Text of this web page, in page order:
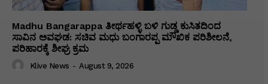
Madhu Bangarappa ತೀರ್ಥಹಳ್ಳಿ ಬಳಿ ಗುಡ್ಡ ಕುಸಿತದಿಂದ
ಸಾವಿನ ಅವಘಡ: ಸಚಿವ ಮಧು ಬಂಗಾರಪ್ಪ ಮೌಖಿಕ ಪರಿಶೀಲನೆ,
ಪರಿಹಾರಕ್ಕೆ ಶೀಘ್ರ ಕ್ರಮ
Klive News - August 9, 2026